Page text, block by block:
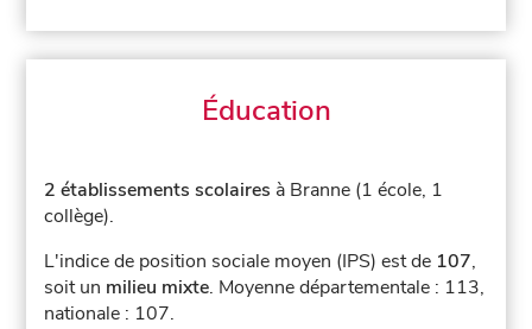
Éducation
2 établissements scolaires à Branne (1 école, 1
collège).
L'indice de position sociale moyen (IPS) est de 107,
soit un milieu mixte. Moyenne départementale : 113,
nationale : 107.